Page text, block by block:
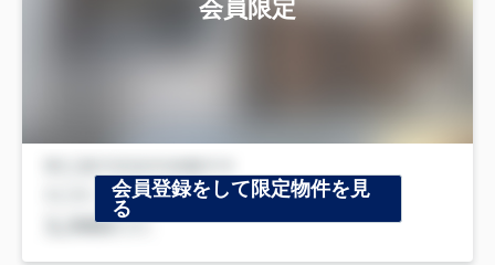
会員限定
会員登録をして限定物件を見
る